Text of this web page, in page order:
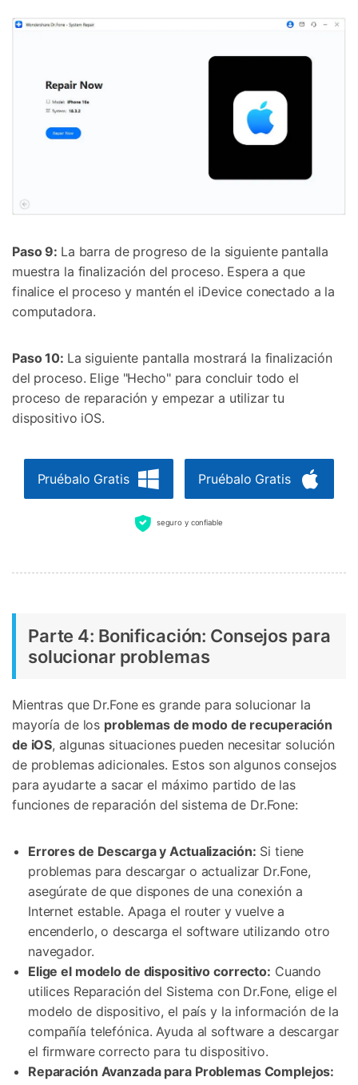
Paso 9: La barra de progreso de la siguiente pantalla
muestra la finalización del proceso. Espera a que
finalice el proceso y mantén el iDevice conectado a la
computadora.
Paso 10: La siguiente pantalla mostrará la finalización
del proceso. Elige "Hecho" para concluir todo el
proceso de reparación y empezar a utilizar tu
dispositivo iOS.
Pruébalo Gratis Pruébalo Gratis
seguro y confiable
Parte 4: Bonificación: Consejos para
solucionar problemas
Mientras que Dr.Fone es grande para solucionar la
mayoría de los problemas de modo de recuperación
de iOS, algunas situaciones pueden necesitar solución
de problemas adicionales. Estos son algunos consejos
para ayudarte a sacar el máximo partido de las
funciones de reparación del sistema de Dr.Fone:
Errores de Descarga y Actualización: Si tiene
problemas para descargar o actualizar Dr.Fone,
asegúrate de que dispones de una conexión a
Internet estable. Apaga el router y vuelve a
encenderlo, o descarga el software utilizando otro
navegador.
Elige el modelo de dispositivo correcto: Cuando
utilices Reparación del Sistema con Dr.Fone, elige el
modelo de dispositivo, el país y la información de la
compañía telefónica. Ayuda al software a descargar
el firmware correcto para tu dispositivo.
Reparación Avanzada para Problemas Complejos: